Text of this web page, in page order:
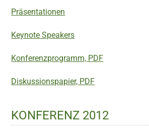
Präsentationen
Keynote Speakers
Konferenzprogramm, PDF
Diskussionspapier, PDF
KONFERENZ 2012